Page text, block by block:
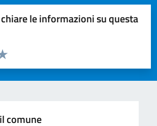
le informazioni su questa
la pagina
5 stelle su 5
4 stelle su 5
su 5
su 5
5
comune